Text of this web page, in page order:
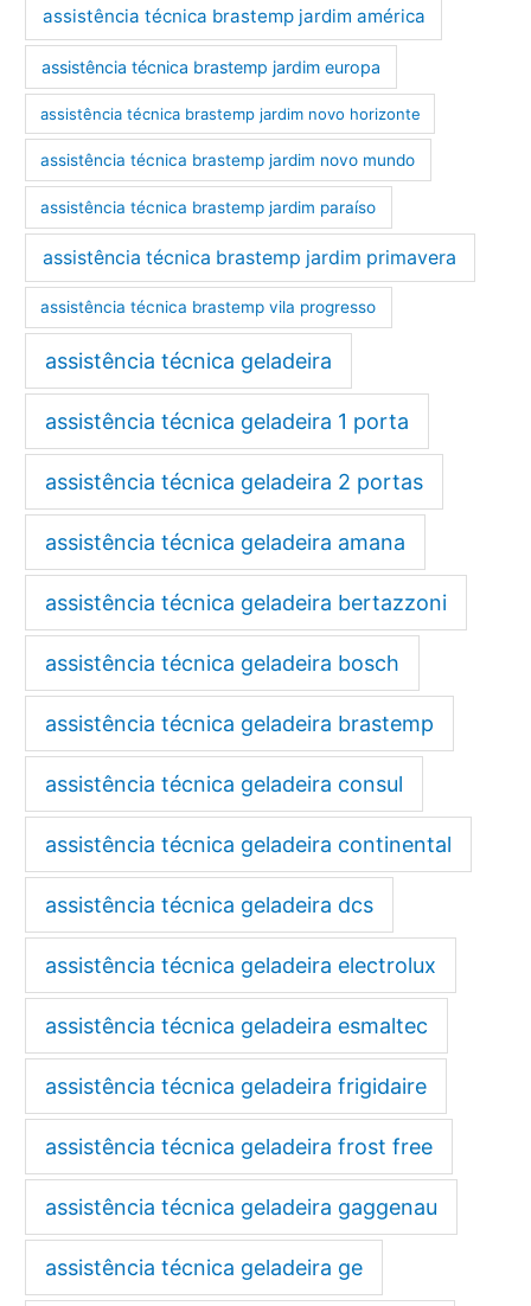
assistência técnica brastemp jardim américa
assistência técnica brastemp jardim europa
assistência técnica brastemp jardim novo horizonte
assistência técnica brastemp jardim novo mundo
assistência técnica brastemp jardim paraíso
assistência técnica brastemp jardim primavera
assistência técnica brastemp vila progresso
assistência técnica geladeira
assistência técnica geladeira 1 porta
assistência técnica geladeira 2 portas
assistência técnica geladeira amana
assistência técnica geladeira bertazzoni
assistência técnica geladeira bosch
assistência técnica geladeira brastemp
assistência técnica geladeira consul
assistência técnica geladeira continental
assistência técnica geladeira dcs
assistência técnica geladeira electrolux
assistência técnica geladeira esmaltec
assistência técnica geladeira frigidaire
assistência técnica geladeira frost free
assistência técnica geladeira gaggenau
assistência técnica geladeira ge